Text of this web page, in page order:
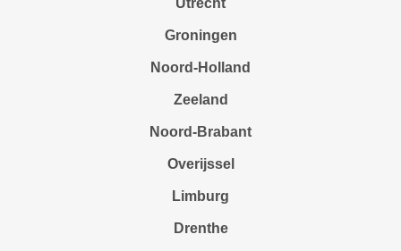
Utrecht
Groningen
Noord-Holland
Zeeland
Noord-Brabant
Overijssel
Limburg
Drenthe